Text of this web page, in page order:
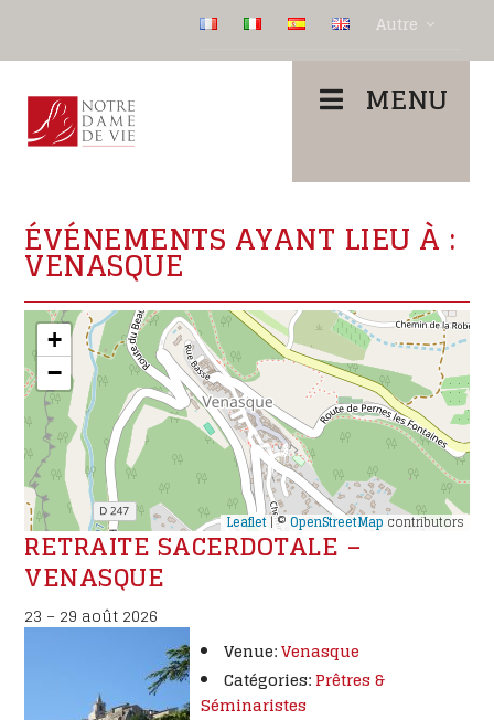
Autre
MENU
ÉVÉNEMENTS AYANT LIEU À :
VENASQUE
+
−
Leaflet| © OpenStreetMap contributors
RETRAITE SACERDOTALE –
VENASQUE
23 – 29 août 2026
Venue:Venasque
Catégories:Prêtres &
Séminaristes